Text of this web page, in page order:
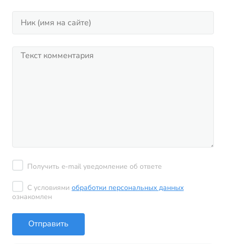
Получить e-mail уведомление об ответе
С условиями обработки персональных данных
ознакомлен
Отправить